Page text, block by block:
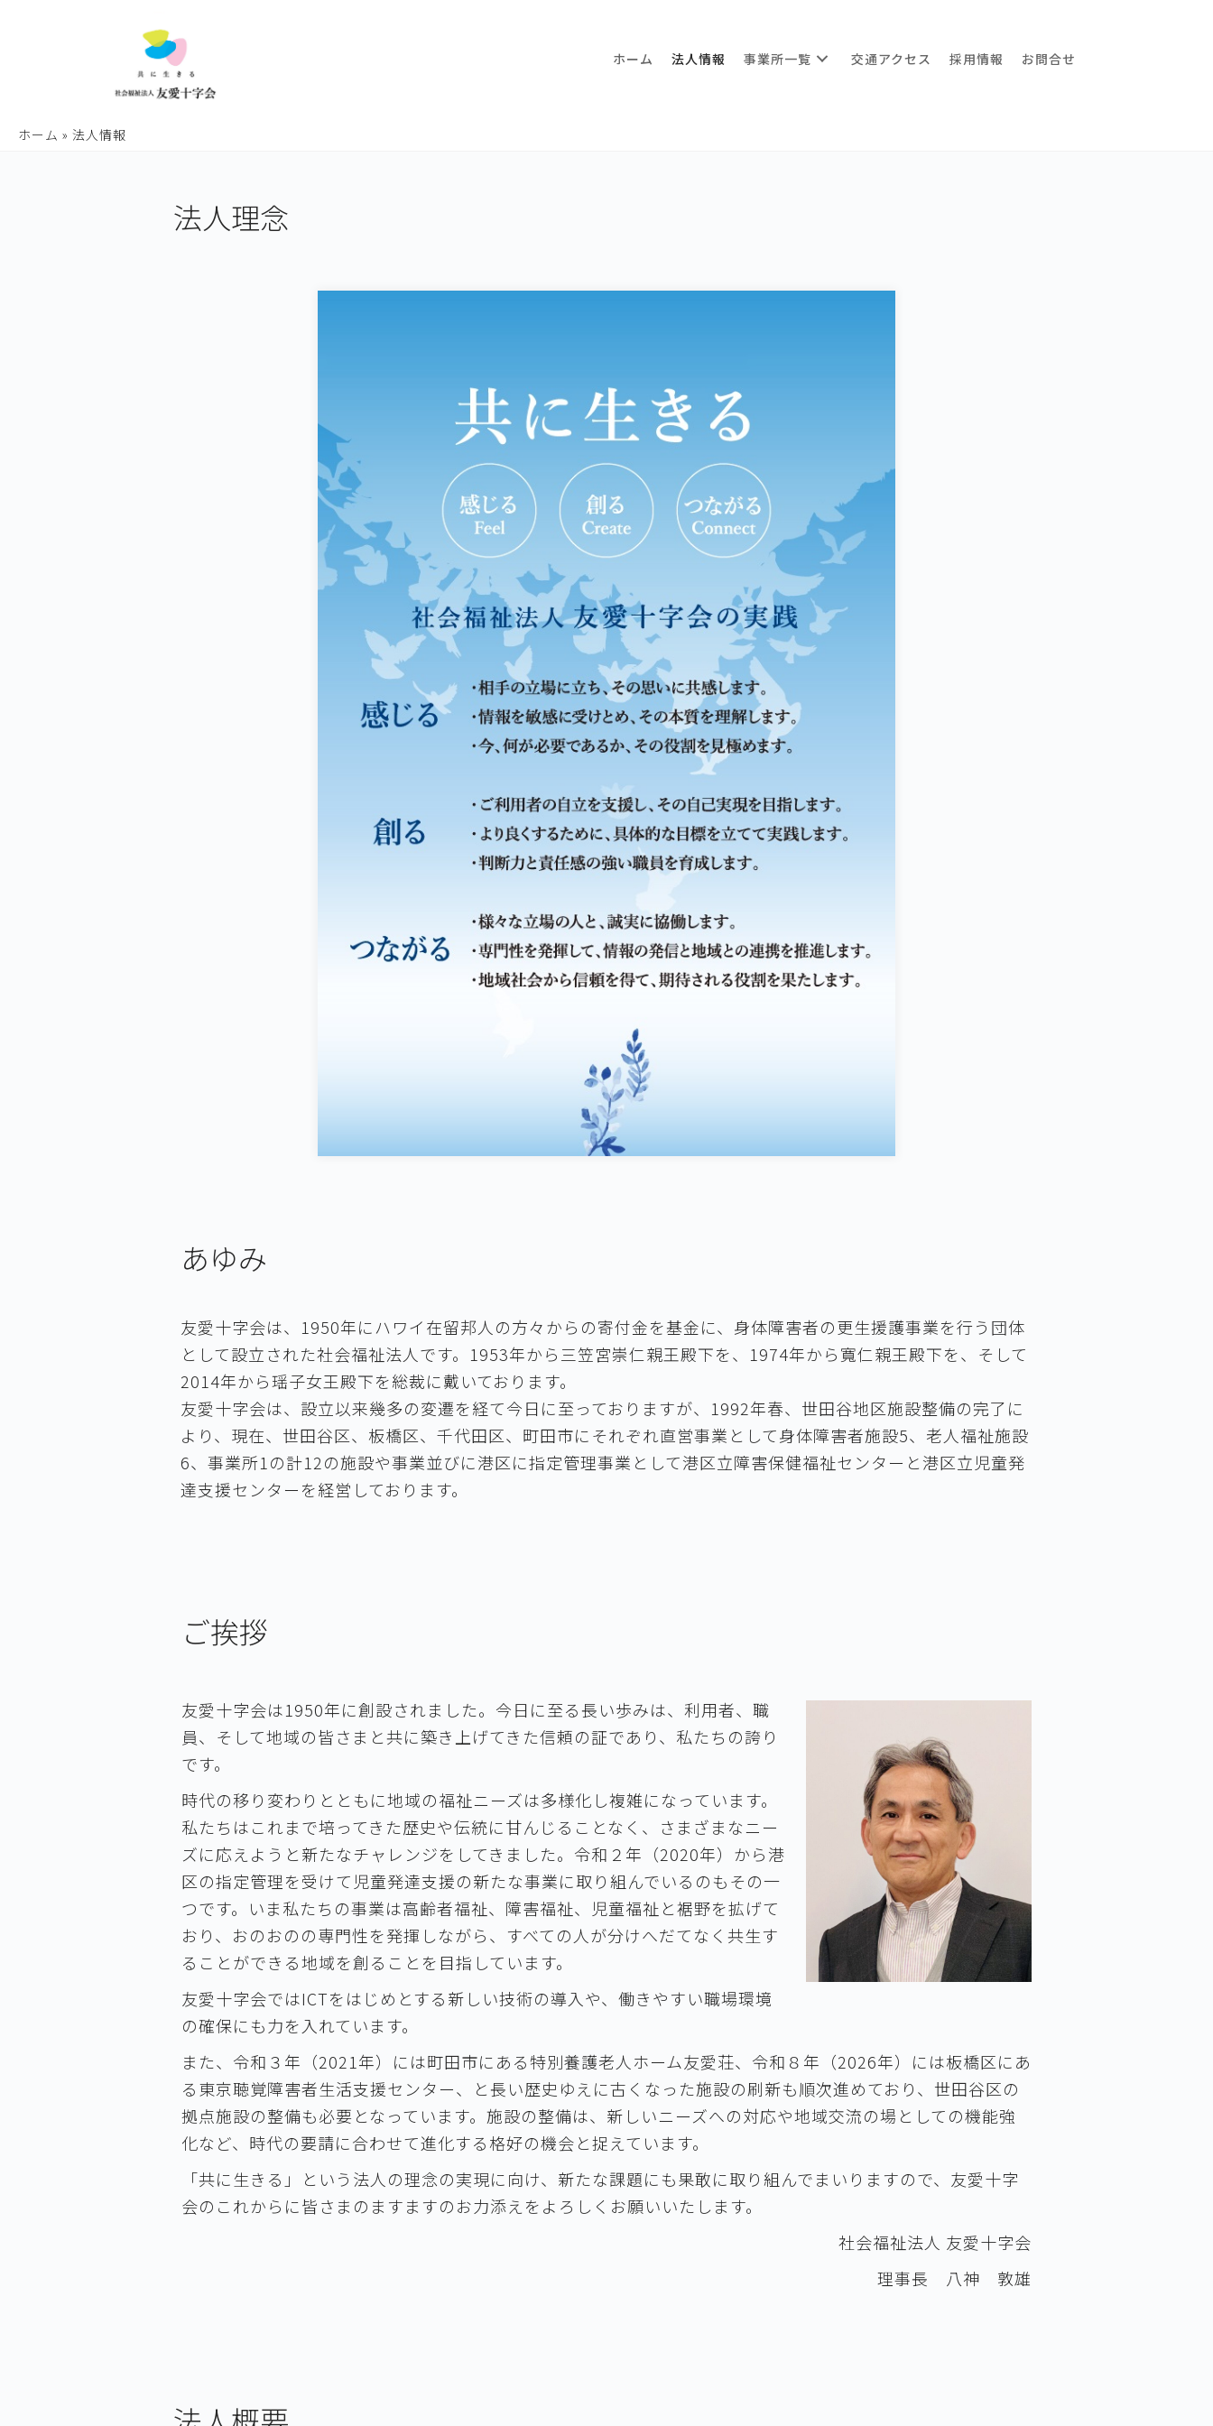
ホーム 法人情報 事業所一覧 交通アクセス 採用情報 お問合せ
ホーム » 法人情報
法人理念
あゆみ
友愛十字会は、1950年にハワイ在留邦人の方々からの寄付金を基金に、身体障害者の更生援護事業を行う団体
として設立された社会福祉法人です。1953年から三笠宮崇仁親王殿下を、1974年から寬仁親王殿下を、そして
2014年から瑶子女王殿下を総裁に戴いております。
友愛十字会は、設立以来幾多の変遷を経て今日に至っておりますが、1992年春、世田谷地区施設整備の完了に
より、現在、世田谷区、板橋区、千代田区、町田市にそれぞれ直営事業として身体障害者施設5、老人福祉施設
6、事業所1の計12の施設や事業並びに港区に指定管理事業として港区立障害保健福祉センターと港区立児童発
達支援センターを経営しております。
ご挨拶
友愛十字会は1950年に創設されました。今日に至る長い歩みは、利用者、職
員、そして地域の皆さまと共に築き上げてきた信頼の証であり、私たちの誇り
です。
時代の移り変わりとともに地域の福祉ニーズは多様化し複雑になっています。
私たちはこれまで培ってきた歴史や伝統に甘んじることなく、さまざまなニー
ズに応えようと新たなチャレンジをしてきました。令和２年（2020年）から港
区の指定管理を受けて児童発達支援の新たな事業に取り組んでいるのもその一
つです。いま私たちの事業は高齢者福祉、障害福祉、児童福祉と裾野を拡げて
おり、おのおのの専門性を発揮しながら、すべての人が分けへだてなく共生す
ることができる地域を創ることを目指しています。
友愛十字会ではICTをはじめとする新しい技術の導入や、働きやすい職場環境
の確保にも力を入れています。
また、令和３年（2021年）には町田市にある特別養護老人ホーム友愛荘、令和８年（2026年）には板橋区にあ
る東京聴覚障害者生活支援センター、と長い歴史ゆえに古くなった施設の刷新も順次進めており、世田谷区の
拠点施設の整備も必要となっています。施設の整備は、新しいニーズへの対応や地域交流の場としての機能強
化など、時代の要請に合わせて進化する格好の機会と捉えています。
「共に生きる」という法人の理念の実現に向け、新たな課題にも果敢に取り組んでまいりますので、友愛十字
会のこれからに皆さまのますますのお力添えをよろしくお願いいたします。
社会福祉法人 友愛十字会
理事長 八神 敦雄